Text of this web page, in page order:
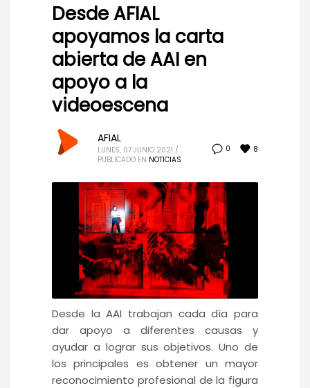
Desde AFIAL
apoyamos la carta
abierta de AAI en
apoyo a la
videoescena
0 8
AFIAL
LUNES, 07 JUNIO 2021 /
PUBLICADO EN NOTICIAS
Desde la AAI trabajan cada día para
dar apoyo a diferentes causas y
ayudar a lograr sus objetivos. Uno de
los principales es obtener un mayor
reconocimiento profesional de la figura